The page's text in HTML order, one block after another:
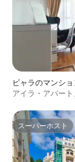
ビャラのマンシ
アイラ・アパー
スーパーホスト
スーパーホスト